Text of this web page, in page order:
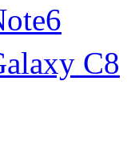
C8